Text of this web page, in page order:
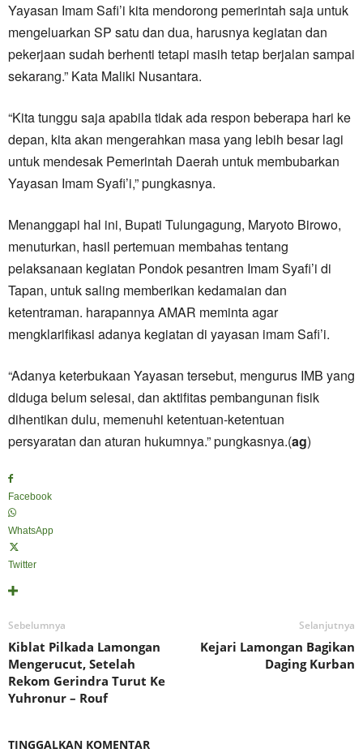
Yayasan Imam Safi’i kita mendorong pemerintah saja untuk
mengeluarkan SP satu dan dua, harusnya kegiatan dan
pekerjaan sudah berhenti tetapi masih tetap berjalan sampai
sekarang.” Kata Maliki Nusantara.
“Kita tunggu saja apabila tidak ada respon beberapa hari ke
depan, kita akan mengerahkan masa yang lebih besar lagi
untuk mendesak Pemerintah Daerah untuk membubarkan
Yayasan Imam Syafi’i,” pungkasnya.
Menanggapi hal ini, Bupati Tulungagung, Maryoto Birowo,
menuturkan, hasil pertemuan membahas tentang
pelaksanaan kegiatan Pondok pesantren Imam Syafi’i di
Tapan, untuk saling memberikan kedamaian dan
ketentraman. harapannya AMAR meminta agar
mengklarifikasi adanya kegiatan di yayasan imam Safi’i.
“Adanya keterbukaan Yayasan tersebut, mengurus IMB yang
diduga belum selesai, dan aktifitas pembangunan fisik
dihentikan dulu, memenuhi ketentuan-ketentuan
persyaratan dan aturan hukumnya.” pungkasnya.(ag)
Facebook
WhatsApp
Twitter
Sebelumnya
Kiblat Pilkada Lamongan
Mengerucut, Setelah
Rekom Gerindra Turut Ke
Yuhronur – Rouf
Selanjutnya
Kejari Lamongan Bagikan
Daging Kurban
TINGGALKAN KOMENTAR